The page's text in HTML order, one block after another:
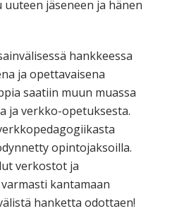
jäseneen ja hänen
hankkeessa
ja opettavaisena
saatiin muun muassa
ja verkko-opetuksesta.
opintojaksoilla.
verkostot ja
kantamaan
hanketta odottaen!